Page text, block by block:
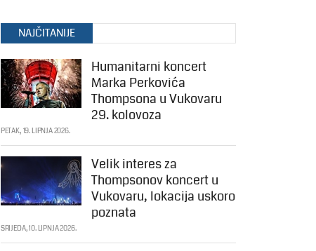
NAJČITANIJE
Humanitarni koncert
Marka Perkovića
Thompsona u Vukovaru
29. kolovoza
PETAK, 19. LIPNJA 2026.
Velik interes za
Thompsonov koncert u
Vukovaru, lokacija uskoro
poznata
SRIJEDA, 10. LIPNJA 2026.